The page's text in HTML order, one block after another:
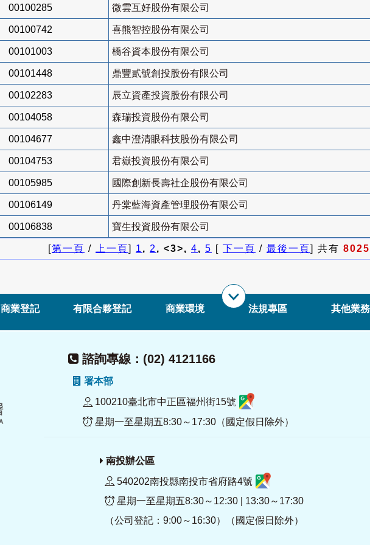
00100285 微雲互好股份有限公司
00100742 喜熊智控股份有限公司
00101003 橋谷資本股份有限公司
00101448 鼎豐貳號創投股份有限公司
00102283 辰立資產投資股份有限公司
00104058 森瑞投資股份有限公司
00104677 鑫中澄清眼科技股份有限公司
00104753 君嶽投資股份有限公司
00105985 國際創新長壽社企股份有限公司
00106149 丹棠藍海資產管理股份有限公司
00106838 寶生投資股份有限公司
[第一頁 / 上一頁] 1, 2, <3>, 4, 5 [ 下一頁 / 最後一頁] 共有 8025
商業登記 有限合夥登記 商業環境 法規專區 其他業務
諮詢專線：(02) 4121166
署本部
100210臺北市中正區福州街15號
星期一至星期五8:30～17:30（國定假日除外）
南投辦公區
540202南投縣南投市省府路4號
星期一至星期五8:30～12:30 | 13:30～17:30
（公司登記：9:00～16:30）（國定假日除外）